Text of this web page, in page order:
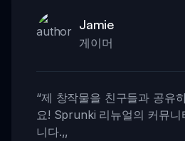
Jamie
게이머
“제 창작물을 친구들과 공유
요! Sprunki 리뉴얼의 커뮤니
니다.,,